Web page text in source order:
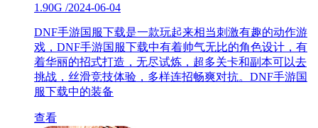
1.90G /2024-06-04
DNF手游国服下载是一款玩起来相当刺激有趣的动作游
戏，DNF手游国服下载中有着帅气无比的角色设计，有
着华丽的招式打造，无尽试炼，超多关卡和副本可以去
挑战，丝滑竞技体验，多样连招畅爽对抗。DNF手游国
服下载中的装备
查看